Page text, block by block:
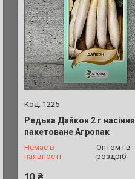
1225
Редька Дайкон 2 г насіння
пакетоване Агропак
Немає в
наявності
Оптом і в
роздріб
+380 (73) 773-33-00